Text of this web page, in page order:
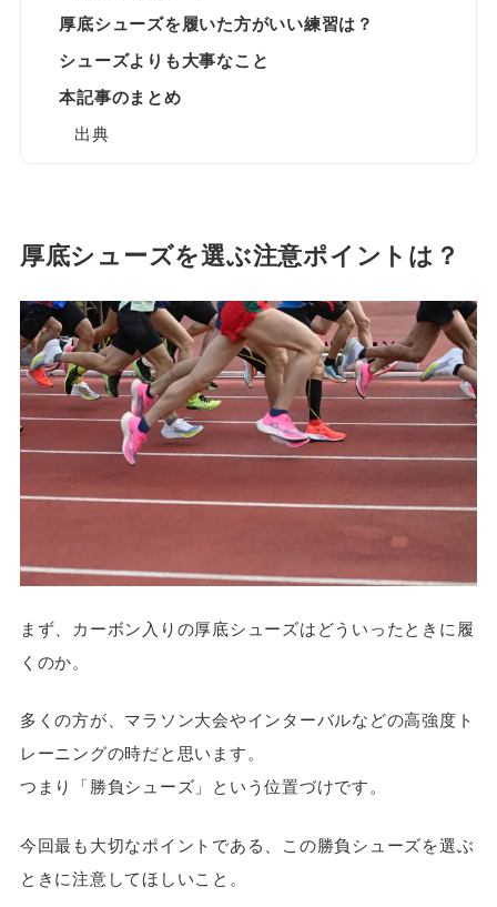
厚底シューズを履いた方がいい練習は？
シューズよりも大事なこと
本記事のまとめ
出典
厚底シューズを選ぶ注意ポイントは？
まず、カーボン入りの厚底シューズはどういったときに履
くのか。
多くの方が、マラソン大会やインターバルなどの高強度ト
レーニングの時だと思います。
つまり「勝負シューズ」という位置づけです。
今回最も大切なポイントである、この勝負シューズを選ぶ
ときに注意してほしいこと。